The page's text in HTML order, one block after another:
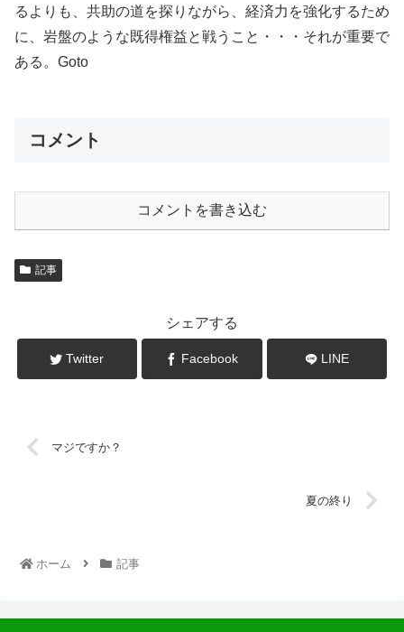
るよりも、共助の道を探りながら、経済力を強化するため
に、岩盤のような既得権益と戦うこと・・・それが重要で
ある。Goto
コメント
コメントを書き込む
記事
シェアする
Twitter Facebook LINE
マジですか？
夏の終り
ホーム 記事